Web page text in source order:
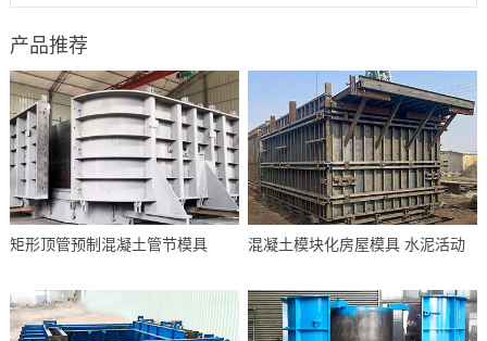
产品推荐
矩形顶管预制混凝土管节模具 混凝土模块化房屋模具 水泥活动